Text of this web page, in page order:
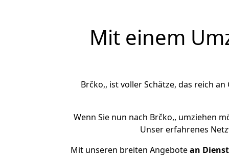
Mit einem
Brčko,, ist voller Schätze, das reich
Wenn Sie nun nach Brčko,, umziehen
Unser erfahrenes
Mit unseren breiten Angebotean